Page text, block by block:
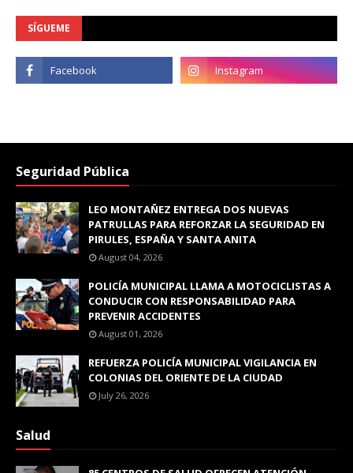
SÍGUEME
Seguridad Pública
LEO MONTAÑEZ ENTREGA DOS NUEVAS
PATRULLAS PARA REFORZAR LA SEGURIDAD EN
PIRULES, ESPAÑA Y SANTA ANITA
August 04, 2026
POLICÍA MUNICIPAL LLAMA A MOTOCICLISTAS A
CONDUCIR CON RESPONSABILIDAD PARA
PREVENIR ACCIDENTES
August 01, 2026
REFUERZA POLICÍA MUNICIPAL VIGILANCIA EN
COLONIAS DEL ORIENTE DE LA CIUDAD
July 26, 2026
Salud